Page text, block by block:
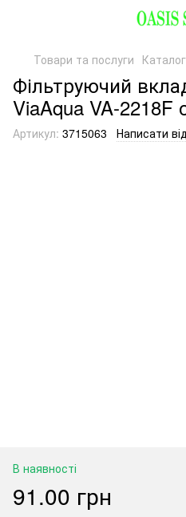
Товари та послуги
Фільтруючий
ViaAqua VA-2218F
Артикул: 3715063 Написати
В наявності
91.00 грн